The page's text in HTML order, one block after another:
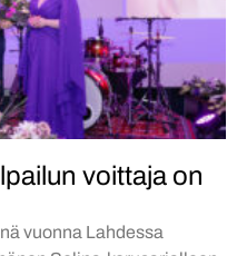
voittaja on
vuonna Lahdessa